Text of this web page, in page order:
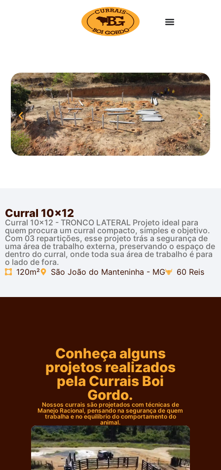
Curral 10×12
Curral 10x12 - TRONCO LATERAL Projeto ideal para
quem procura um curral compacto, simples e objetivo.
Com 03 repartições, esse projeto trás a segurança de
uma área de trabalho externa, preservando o espaço de
dentro do curral, onde toda sua área de trabalho é para
o lado de fora.
120m²
São João do Manteninha - MG 60 Reis
Conheça alguns
projetos realizados
pela Currais Boi
Gordo.
Nossos currais são projetados com técnicas de
Manejo Racional, pensando na segurança de quem
trabalha e no equilíbrio do comportamento do
animal.